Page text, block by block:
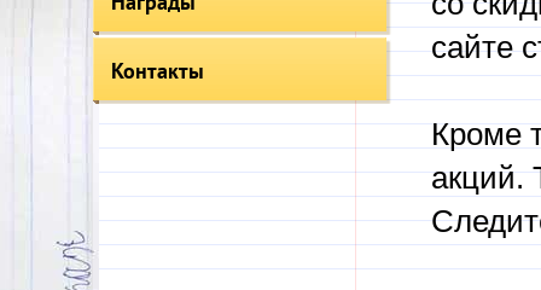
Контакты
сайте
Кроме
акций.